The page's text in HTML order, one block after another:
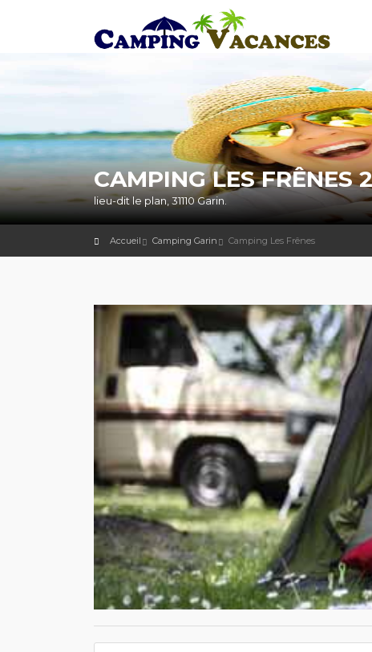
CAMPING LES FRÊNES
lieu-dit le plan, 31110 Garin.
Accueil Camping Garin Camping Les Frênes